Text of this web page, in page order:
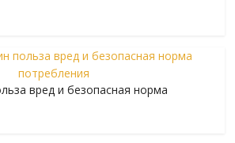
вред и безопасная норма